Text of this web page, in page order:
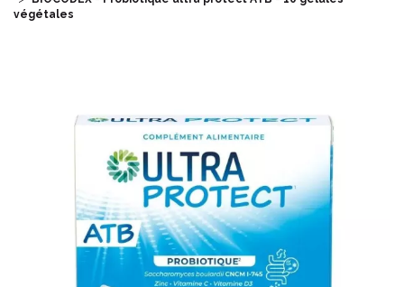
végétales